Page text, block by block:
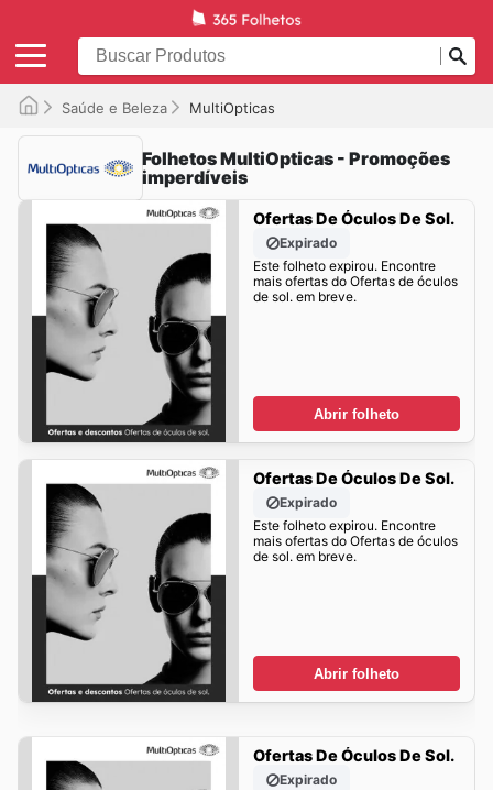
Saúde e Beleza MultiOpticas
Folhetos MultiOpticas - Promoções
imperdíveis
Ofertas De Óculos De Sol.
Expirado
Este folheto expirou. Encontre
mais ofertas do Ofertas de óculos
de sol. em breve.
Abrir folheto
Ofertas De Óculos De Sol.
Expirado
Este folheto expirou. Encontre
mais ofertas do Ofertas de óculos
de sol. em breve.
Abrir folheto
Ofertas De Óculos De Sol.
Expirado